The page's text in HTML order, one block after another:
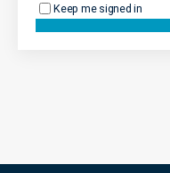
Keep me signed in